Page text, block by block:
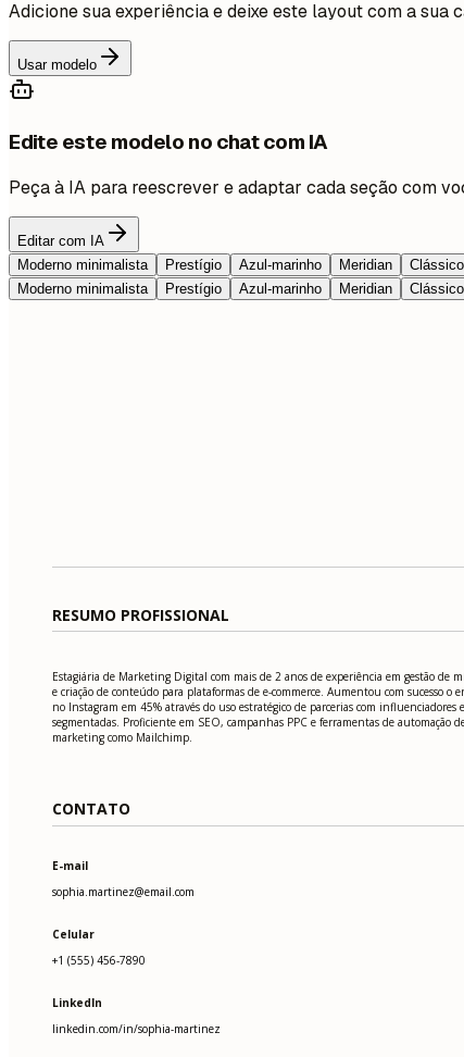
Adicione sua experiência e deixe este layout com a sua
Usar modelo
Edite este modelo no chat com IA
Peça à IA para reescrever e adaptar cada seção com
Editar com IA
Moderno minimalista
Prestígio Azul-marinho Meridian Clássico
Moderno minimalista
Prestígio Azul-marinho Meridian Clássico
RESUMO PROFISSIONAL
Estagiária de Marketing Digital com mais de 2 anos de experiência em gestão de
e criação de conteúdo para plataformas de e-commerce. Aumentou com sucesso o
no Instagram em 45% através do uso estratégico de parcerias com influenciadores
segmentadas. Proficiente em SEO, campanhas PPC e ferramentas de automação
marketing como Mailchimp.
CONTATO
E-mail
sophia.martinez@email.com
Celular
+1 (555) 456-7890
LinkedIn
linkedin.com/in/sophia-martinez